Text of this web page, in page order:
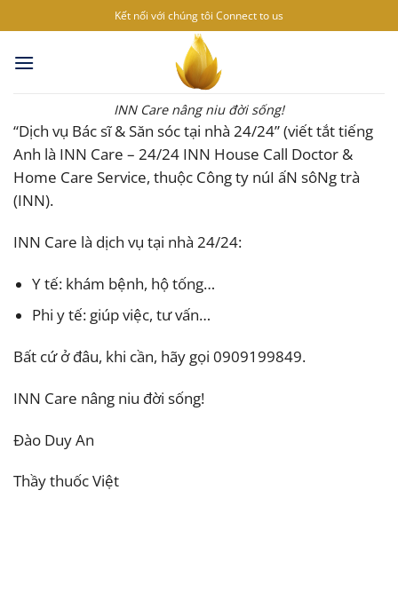
qua
nội
Kết nối với chúng tôi Connect to us
INN Care nâng niu đời sống!
“Dịch vụ Bác sĩ & Săn sóc tại nhà 24/24” (viết tắt tiếng
Anh là INN Care – 24/24 INN House Call Doctor &
Home Care Service, thuộc Công ty núI ấN sôNg trà
(INN).
INN Care là dịch vụ tại nhà 24/24:
Y tế: khám bệnh, hộ tống…
Phi y tế: giúp việc, tư vấn…
Bất cứ ở đâu, khi cần, hãy gọi 0909199849.
INN Care nâng niu đời sống!
Đào Duy An
Thầy thuốc Việt